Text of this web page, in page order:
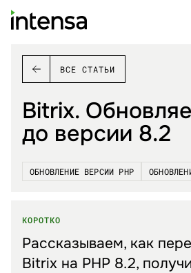
ВСЕ СТАТЬИ
Bitrix.
до версии 8.2
ОБНОВЛЕНИЕ ВЕРСИИ PHP
КОРОТКО
Рассказываем, как
Bitrix на PHP 8.2,